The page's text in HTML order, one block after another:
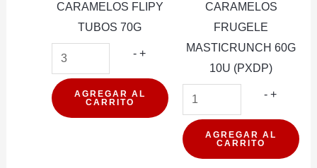
CARAMELOS FLIPY
TUBOS 70G
- CARAMELOS
TUBOS
70G
+
AGREGAR AL
CARRITO
CARAMELOS
FRUGELE
MASTICRUNCH 60G
10U (PXDP)
-
60G
+
AGREGAR AL
CARRITO